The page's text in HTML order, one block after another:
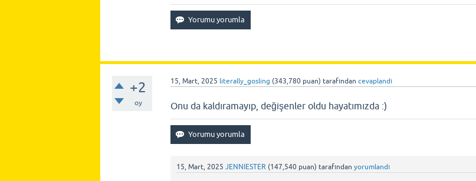
+2
oy
15, Mart, 2025 literally_gosling (343,780 puan) tarafından cevaplandı
Onu da kaldıramayıp, değişenler oldu hayatımızda :)
15, Mart, 2025 JENNIESTER (147,540 puan) tarafından yorumlandı